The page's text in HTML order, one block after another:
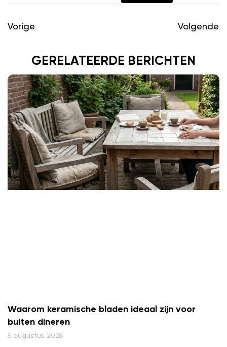
Vorige Volgende
GERELATEERDE BERICHTEN
Waarom keramische bladen ideaal zijn voor
buiten dineren
6 augustus 2026